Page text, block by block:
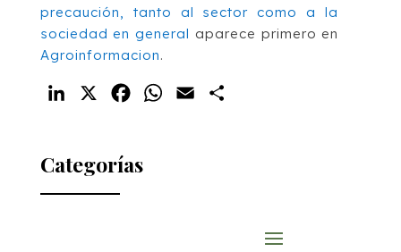
precaución, tanto al sector como a la
sociedad en general aparece primero en
Agroinformacion.
LinkedIn FacebookWhatsApp
Email
Categorías